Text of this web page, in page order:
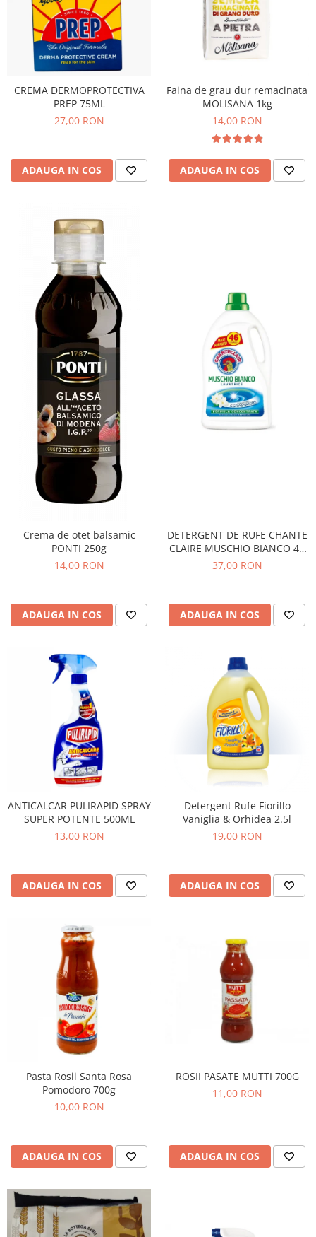
CREMA DERMOPROTECTIVA
PREP 75ML
27,00 RON
ADAUGA IN COS
Faina de grau dur remacinata
MOLISANA 1kg
14,00 RON
ADAUGA IN COS
Crema de otet balsamic
PONTI 250g
14,00 RON
ADAUGA IN COS
DETERGENT DE RUFE CHANTE
CLAIRE MUSCHIO BIANCO 46
SPALARI
37,00 RON
ADAUGA IN COS
ANTICALCAR PULIRAPID SPRAY
SUPER POTENTE 500ML
13,00 RON
ADAUGA IN COS
Detergent Rufe Fiorillo
Vaniglia & Orhidea 2.5l
19,00 RON
ADAUGA IN COS
Pasta Rosii Santa Rosa
Pomodoro 700g
10,00 RON
ADAUGA IN COS
ROSII PASATE MUTTI 700G
11,00 RON
ADAUGA IN COS